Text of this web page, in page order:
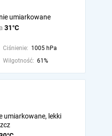
31°C
umiarkowane
Ciśnienie: 1005 hPa
Wilgotność: 61%
umiarkowane, lekki